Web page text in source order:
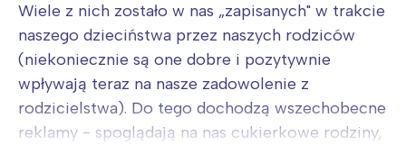
Wiele z nich zostało w nas „zapisanych" w trakcie
naszego dzieciństwa przez naszych rodziców
(niekoniecznie są one dobre i pozytywnie
wpływają teraz na nasze zadowolenie z
rodzicielstwa). Do tego dochodzą wszechobecne
reklamy - spoglądają na nas cukierkowe rodziny,